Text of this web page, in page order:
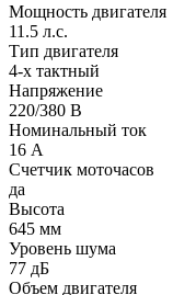
Мощность двигателя
11.5 л.с.
Тип двигателя
4-х тактный
Напряжение
220/380 В
Номинальный ток
16 А
Счетчик моточасов
да
Высота
645 мм
Уровень шума
77 дБ
Объем двигателя